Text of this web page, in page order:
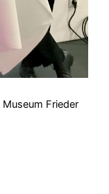
Museum Frieder